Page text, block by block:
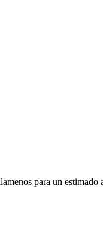
para un